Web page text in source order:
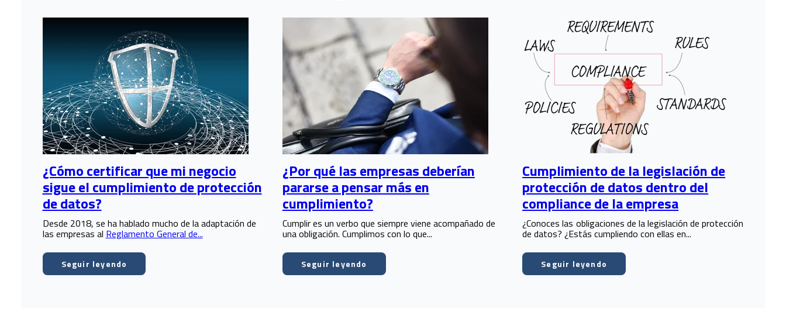
¿Cómo certificar que mi negocio
sigue el cumplimiento de protección
de datos?
Desde 2018, se ha hablado mucho de la adaptación de
las empresas al Reglamento General de...
Seguir leyendo
¿Por qué las empresas deberían
pararse a pensar más en
cumplimiento?
Cumplir es un verbo que siempre viene acompañado de
una obligación. Cumplimos con lo que...
Seguir leyendo
Cumplimiento de la legislación de
protección de datos dentro del
compliance de la empresa
¿Conoces las obligaciones de la legislación de protección
de datos? ¿Estás cumpliendo con ellas en...
Seguir leyendo